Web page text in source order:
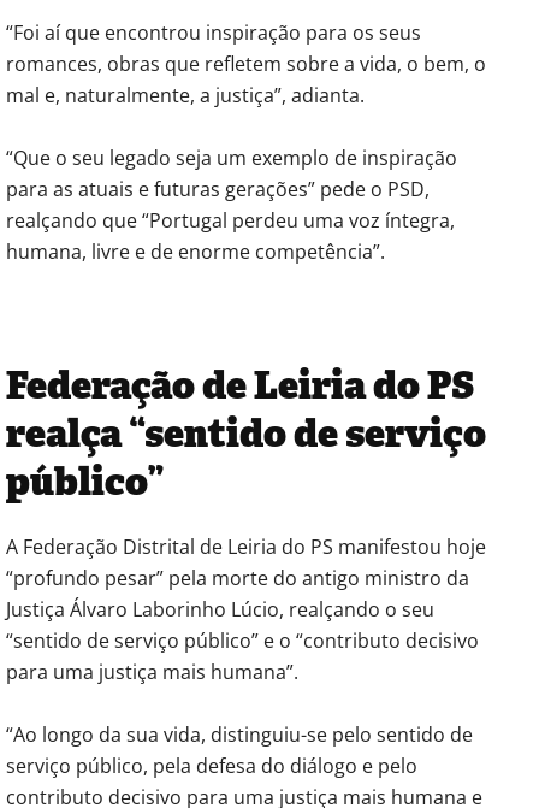
“Foi aí que encontrou inspiração para os seus
romances, obras que refletem sobre a vida, o bem, o
mal e, naturalmente, a justiça”, adianta.
“Que o seu legado seja um exemplo de inspiração
para as atuais e futuras gerações” pede o PSD,
realçando que “Portugal perdeu uma voz íntegra,
humana, livre e de enorme competência”.
Federação de Leiria do PS
realça “sentido de serviço
público”
A Federação Distrital de Leiria do PS manifestou hoje
“profundo pesar” pela morte do antigo ministro da
Justiça Álvaro Laborinho Lúcio, realçando o seu
“sentido de serviço público” e o “contributo decisivo
para uma justiça mais humana”.
“Ao longo da sua vida, distinguiu-se pelo sentido de
serviço público, pela defesa do diálogo e pelo
contributo decisivo para uma justiça mais humana e